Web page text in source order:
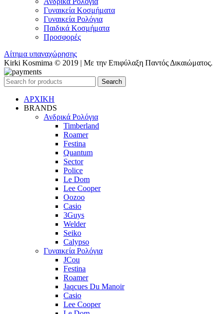
Γυναικεία Κοσμήματα
Γυναικεία Ρολόγια
Παιδικά Κοσμήματα
Προσφορές
Αίτημα υπαναχώρησης
Kirki Kosmima © 2019 | Με την Επιφύλαξη Παντός Δικαιώματος.
Search
ΑΡΧΙΚΗ
BRANDS
Ανδρικά Ρολόγια
Timberland
Roamer
Festina
Quantum
Sector
Police
Le Dom
Lee Cooper
Oozoo
Casio
3Guys
Welder
Seiko
Calypso
Γυναικεία Ρολόγια
JCou
Festina
Roamer
Jaqcues Du Manoir
Casio
Lee Cooper